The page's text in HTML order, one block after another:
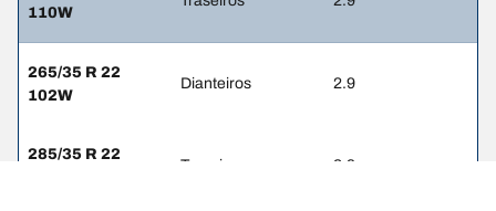
110W
265/35 R 22
102W
Dianteiros 2.9
285/35 R 22
Traseiros 2.9